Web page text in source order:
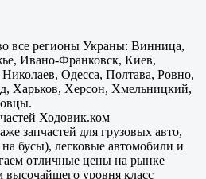
все регионы Украны: Винница,
Ивано-Франковск, Киев,
Одесса, Полтава, Ровно,
Харьков, Херсон, Хмельницкий,
Ходовик.ком
запчастей для грузовых авто,
бусы), легковые автомобили и
отличные цены на рынке
высочайшего уровня класс